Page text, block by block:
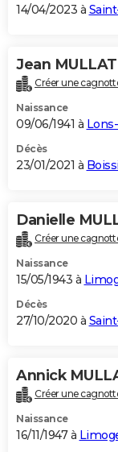
BONS PLANS
Carte de Noël
Carte Bonne année
Carte Saint-Valentin
Carte Pâques
Carte d'anniversaire
DICTIONNAIRE
Dictionnaire
Biographies
Citations
Expressions
Proverbes
PROGRAMME TV
S'inscrire
Se connecter
Lycées
Collèges
Primaires
Universités
Entreprises
Service militaire
Avis de recherche
AVIS DE DÉCÈS
Bricolage
Lifestyle
Culture
Sport
Auto
Television
Voyage
Cinema
14/04/2023 à
Jean
Créer une
Naissance
09/06/1941 à
Décès
23/01/2021 à
Danielle
Créer une
Naissance
15/05/1943 à
Décès
27/10/2020 à
Annick
Créer une
Naissance
16/11/1947 à